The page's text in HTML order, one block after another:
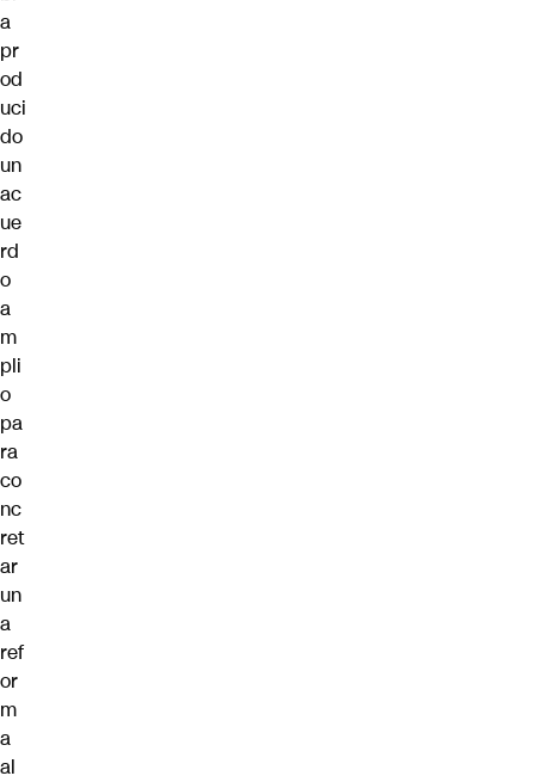
a
pr
od
uci
do
un
ac
ue
rd
o
a
m
pli
o
pa
ra
co
nc
ret
ar
un
a
ref
or
m
a
al